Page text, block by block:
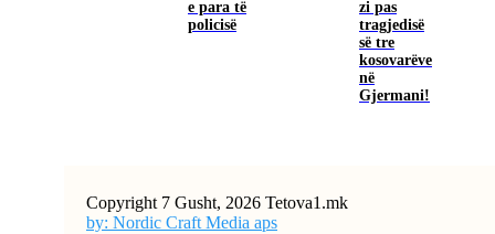
e para të
policisë
zi pas
tragjedisë
së tre
kosovarëve
në
Gjermani!
Copyright 7 Gusht, 2026 Tetova1.mk
by: Nordic Craft Media aps